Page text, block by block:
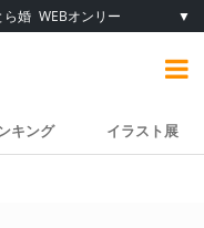
ら婚 WEBオンリー ▼
キング イラスト展